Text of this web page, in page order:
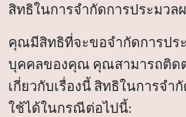
สิทธิในการจำกัดการประมวล
คุณมีสิทธิที่จะขอจำกัดการปร
บุคคลของคุณ คุณสามารถติดต่
เกี่ยวกับเรื่องนี้ สิทธิในการจำ
ใช้ได้ในกรณีต่อไปนี้: